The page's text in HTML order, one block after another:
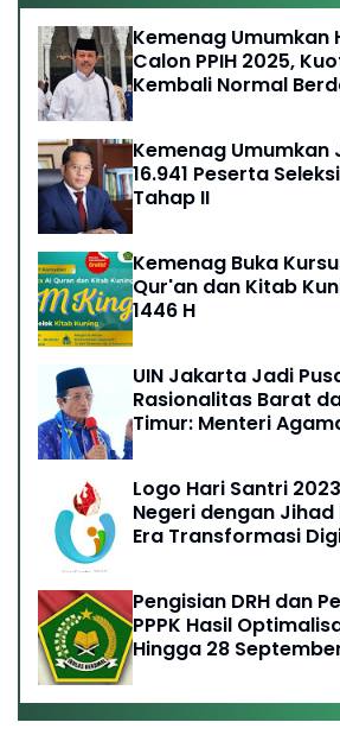
Kemenag Umumkan
Calon PPIH 2025,
Kembali Normal
Kemenag Umumkan
16.941 Peserta
Tahap II
Kemenag Buka
Qur'an dan Kitab
1446 H
UIN Jakarta Jadi
Rasionalitas Barat
Timur: Menteri
Logo Hari Santri
Negeri dengan
Era Transformasi
Pengisian DRH dan
PPPK Hasil
Hingga 28